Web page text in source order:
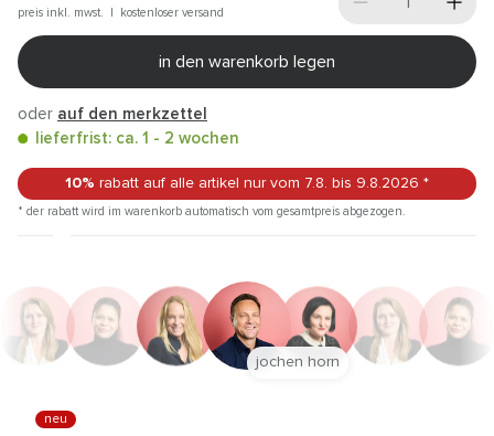
preis inkl. mwst. | kostenloser versand
in den warenkorb legen
oder auf den merkzettel
lieferfrist: ca. 1 - 2 wochen
10% rabatt auf alle artikel nur vom 7.8. bis 9.8.2026 *
* der rabatt wird im warenkorb automatisch vom gesamtpreis abgezogen.
neu
jochen horn